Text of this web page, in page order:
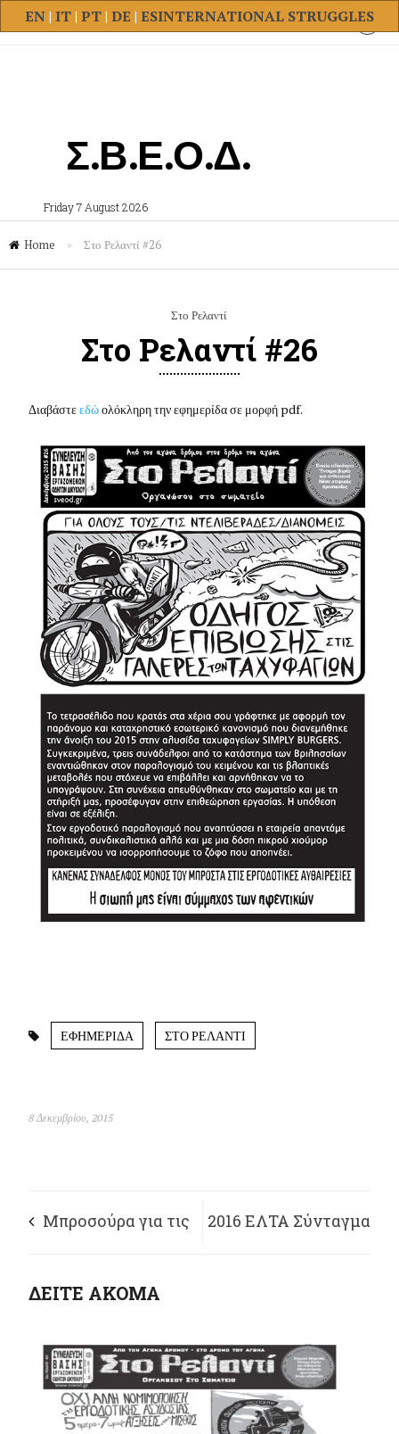
INTERNATIONAL STRUGGLES
EN| IT| PT| DE | ES
Σ.Β.Ε.Ο.Δ.
Friday 7 August 2026
Home » Στο Ρελαντί #26
Στο Ρελαντί
Στο Ρελαντί #26
Διαβάστεεδώολόκληρη την εφημερίδα σε μορφή pdf.
ΕΦΗΜΕΡΙΔΑ ΣΤΟ ΡΕΛΑΝΤΙ
8 Δεκεμβρίου, 2015
Μπροσούρα για τις 2016 EΛΤΑ Σύνταγμα
ΔΕΙΤΕ ΑΚΟΜΑ